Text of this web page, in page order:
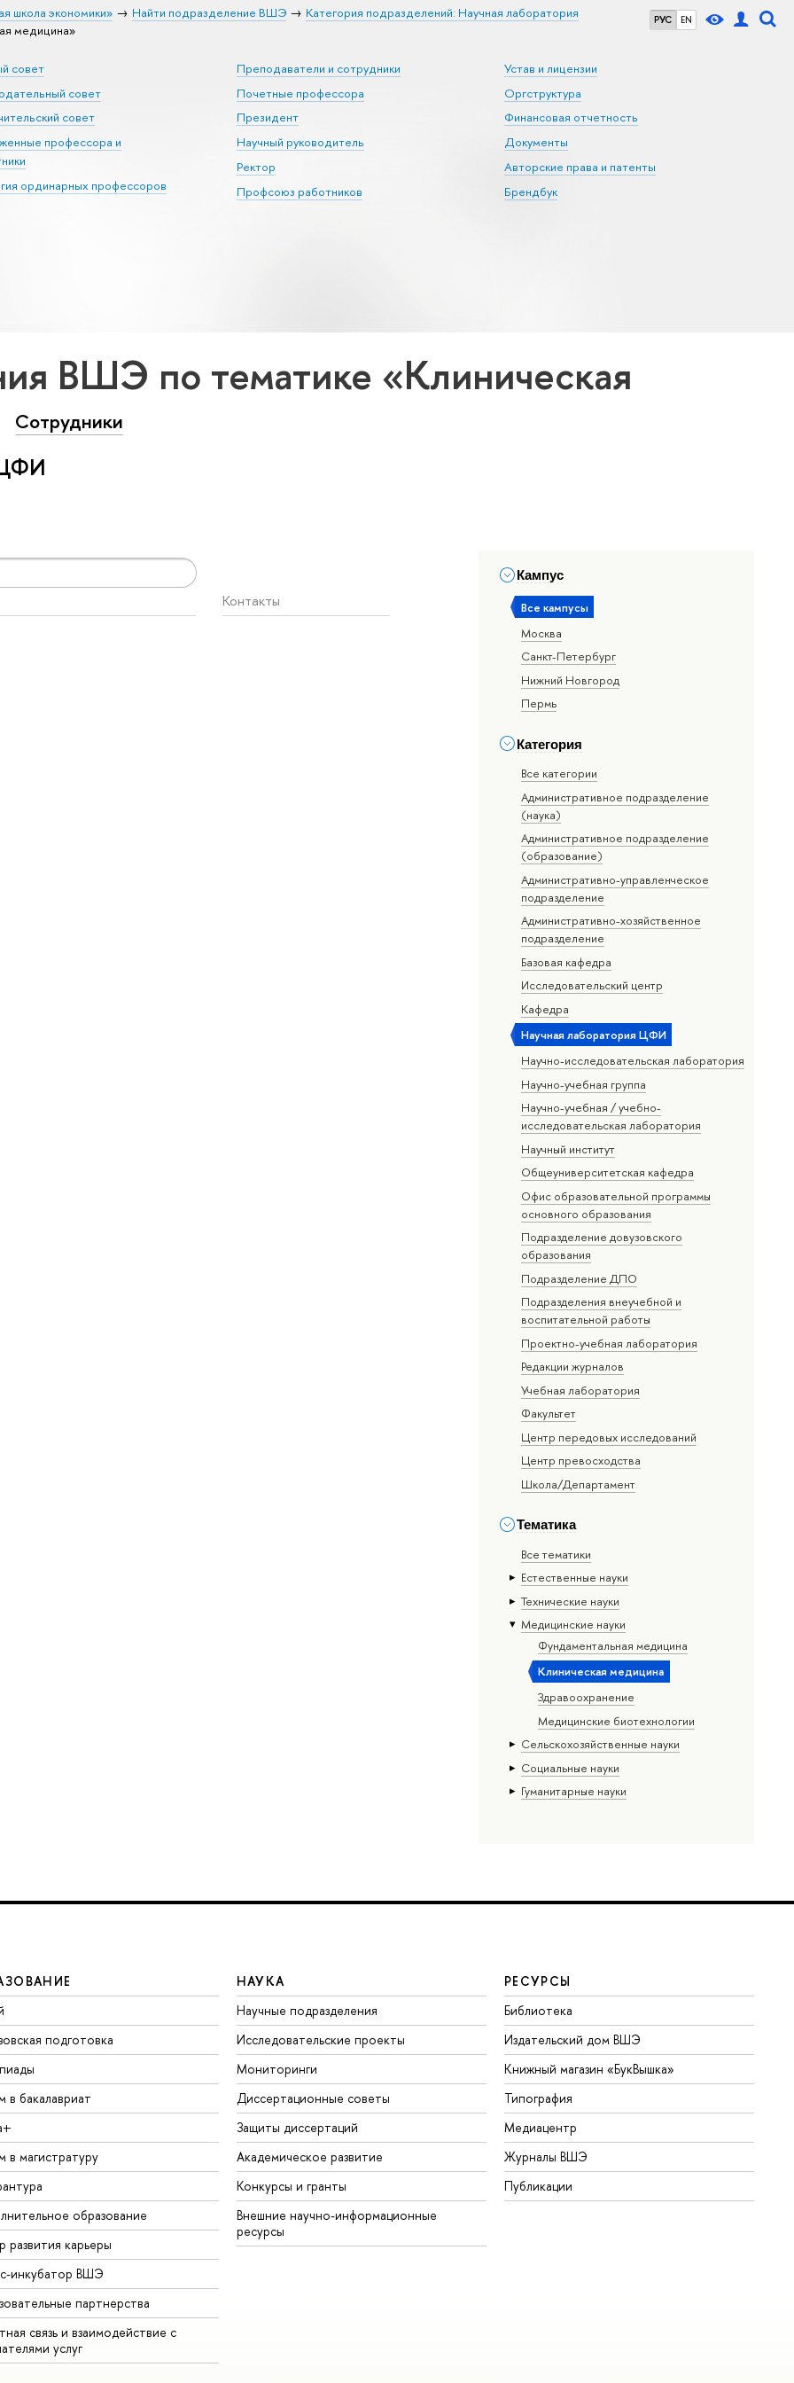
РУС EN
школа экономики» Найти подразделение ВШЭ
Категория подразделений: Научная лаборатория
медицина»
совет
совет
совет
профессора и
ординарных профессоров
Преподаватели и сотрудники
Почетные профессора
Президент
Научный руководитель
Ректор
Профсоюз работников
Устав и лицензии
Оргструктура
Финансовая отчетность
Документы
Авторские права и патенты
Брендбук
ВШЭ по тематике «Клиническая
Сотрудники
ЦФИ
Кампус
Все кампусы
Москва
Санкт-Петербург
Нижний Новгород
Пермь
Категория
Все категории
Административное подразделение
(наука)
Административное подразделение
(образование)
Административно-управленческое
подразделение
Административно-хозяйственное
подразделение
Базовая кафедра
Исследовательский центр
Кафедра
Научная лаборатория ЦФИ
Научно-исследовательская лаборатория
Научно-учебная группа
Научно-учебная / учебно-
исследовательская лаборатория
Научный институт
Общеуниверситетская кафедра
Офис образовательной программы
основного образования
Подразделение довузовского
образования
Подразделение ДПО
Подразделения внеучебной и
воспитательной работы
Проектно-учебная лаборатория
Редакции журналов
Учебная лаборатория
Факультет
Центр передовых исследований
Центр превосходства
Школа/Департамент
Тематика
Все тематики
Естественные науки
Тех­ничес­кие науки
Медицинские науки
Фундаментальная медицина
Клиническая медицина
Здравоохранение
Медицинские биотехнологии
Сельскохозяйственные науки
Социальные науки
Гуманитарные науки
Контакты
подготовка
в бакалавриат
в магистратуру
образование
развития карьеры
инкубатор ВШЭ
партнерства
связь и взаимодействие с
услуг
НАУКА
Научные подразделения
Исследовательские проекты
Мониторинги
Диссертационные советы
Защиты диссертаций
Академическое развитие
Конкурсы и гранты
Внешние научно-информационные
ресурсы
РЕСУРСЫ
Библиотека
Издательский дом ВШЭ
Книжный магазин «БукВышка»
Типография
Медиацентр
Журналы ВШЭ
Публикации